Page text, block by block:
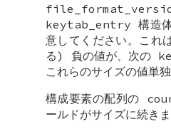
file_format_version
keytab_entry 構造体
意してください。こ
る) 負の値が、次の
これらのサイズの値単
構成要素の配列の
ールドがサイズに続き